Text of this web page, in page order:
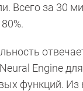
Всего за 30
Engine
функций.